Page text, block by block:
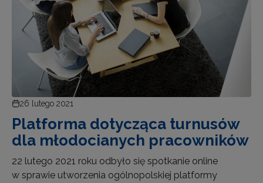
26 lutego 2021
Platforma dotycząca turnusów
dla młodocianych pracowników
22 lutego 2021 roku odbyło się spotkanie online
w sprawie utworzenia ogólnopolskiej platformy